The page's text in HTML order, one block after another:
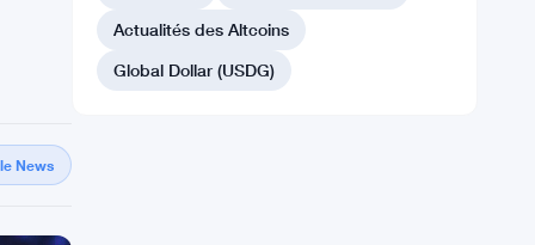
News
Actualités des Altcoins
Global Dollar (USDG)